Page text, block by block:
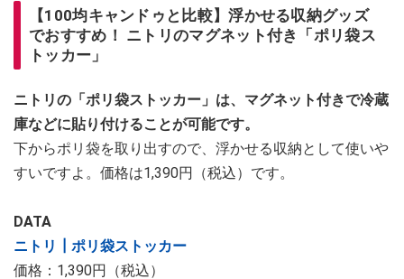
【100均キャンドゥと比較】浮かせる収納グッズ
でおすすめ！ ニトリのマグネット付き「ポリ袋ス
トッカー」
ニトリの「ポリ袋ストッカー」は、マグネット付きで冷蔵
庫などに貼り付けることが可能です。
下からポリ袋を取り出すので、浮かせる収納として使いや
すいですよ。価格は1,390円（税込）です。
DATA
ニトリ┃ポリ袋ストッカー
価格：1,390円（税込）